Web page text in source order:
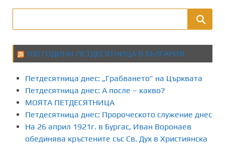
100 ГОДИНИ ПЕТДЕСЯТНИЦА В БЪЛГАРИЯ
Петдесятница днес: „Грабването” на Църквата
Петдесятница днес: А после – какво?
МОЯТА ПЕТДЕСЯТНИЦА
Петдесятница днес: Пророческото служение днес
На 26 април 1921г. в Бургас, Иван Воронаев
обединява кръстените със Св. Дух в Християнска